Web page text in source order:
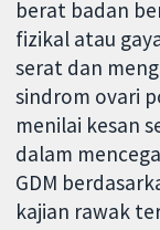
berat badan
fizikal atau
serat dan
sindrom ovari
menilai kesan
dalam
GDM
kajian rawak